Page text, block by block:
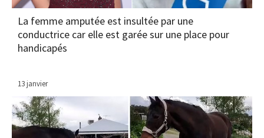
La femme amputée est insultée par une
conductrice car elle est garée sur une place pour
handicapés
13 janvier